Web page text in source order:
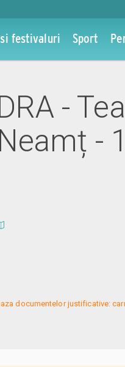
festivaluri Sport
-
-
documentelor justificative: